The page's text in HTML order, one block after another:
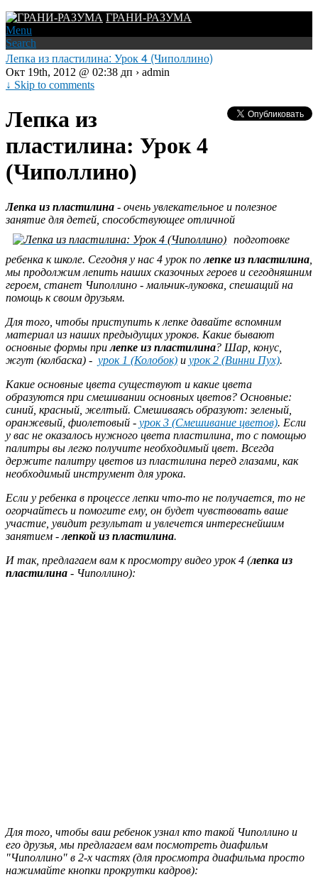
ГРАНИ-РАЗУМА
Menu
Search
Лепка из пластилина: Урок 4 (Чиполлино)
Окт 19th, 2012 @ 02:38 дп › admin
↓ Skip to comments
Лепка из
пластилина: Урок 4
(Чиполлино)
Лепка из пластилина - очень увлекательное и полезное
занятие для детей, способствующее отличной
подготовке
ребенка к школе. Сегодня у нас 4 урок полепке из пластилина
мы продолжим лепить наших сказочных героев и сегодняшним
героем, станет Чиполлино - мальчик-луковка, спешащий на
помощь к своим друзьям.
Для того, чтобы приступить к лепке давайте вспомним
материал из наших предыдущих уроков. Какие бывают
основные формы прилепке из пластилина? Шар, конус,
жгут (колбаска) - урок 1 (Колобок) и урок 2 (Винни Пух).
Какие основные цвета существуют и какие цвета
образуются при смешивании основных цветов? Основные:
синий, красный, желтый. Смешиваясь образуют: зеленый,
оранжевый, фиолетовый - урок 3 (Смешивание цветов). Если
у вас не оказалось нужного цвета пластилина, то с помощью
палитры вы легко получите необходимый цвет. Всегда
держите палитру цветов из пластилина перед глазами, как
необходимый инструмент для урока.
Если у ребенка в процессе лепки что-то не получается, то не
огорчайтесь и помогите ему, он будет чувствовать ваше
участие, увидит результат и увлечется интереснейшим
занятием -лепкой из пластилина.
И так, предлагаем вам к просмотру видео урок 4 (лепка из
пластилина - Чиполлино):
Для того, чтобы ваш ребенок узнал кто такой Чиполлино и
его друзья, мы предлагаем вам посмотреть диафильм
"Чиполлино" в 2-х частях (для просмотра диафильма просто
нажимайте кнопки прокрутки кадров):